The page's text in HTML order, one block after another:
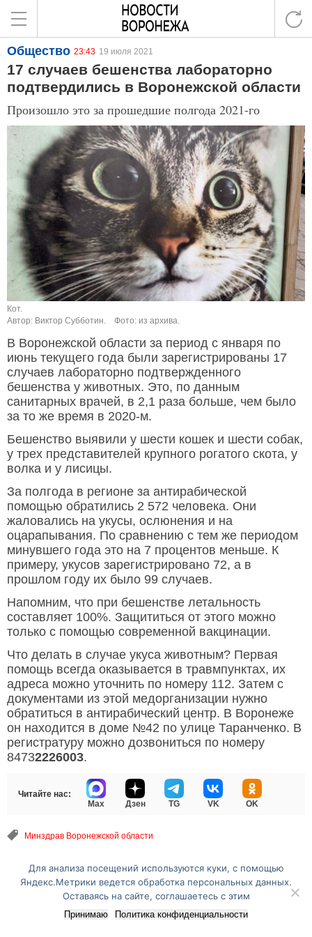
Общество 23:43 19 июля 2021
17 случаев бешенства лабораторно
подтвердились в Воронежской области
Произошло это за прошедшие полгода 2021-го
Кот.
Автор: Виктор Субботин.
Фото: из архива.
В Воронежской области за период с января по
июнь текущего года были зарегистрированы 17
случаев лабораторно подтвержденного
бешенства у животных. Это, по данным
санитарных врачей, в 2,1 раза больше, чем было
за то же время в 2020-м.
Бешенство выявили у шести кошек и шести собак,
у трех представителей крупного рогатого скота, у
волка и у лисицы.
За полгода в регионе за антирабической
помощью обратились 2 572 человека. Они
жаловались на укусы, ослюнения и на
оцарапывания. По сравнению с тем же периодом
минувшего года это на 7 процентов меньше. К
примеру, укусов зарегистрировано 72, а в
прошлом году их было 99 случаев.
Напомним, что при бешенстве летальность
составляет 100%. Защититься от этого можно
только с помощью современной вакцинации.
Что делать в случае укуса животным? Первая
помощь всегда оказывается в травмпунктах, их
адреса можно уточнить по номеру 112. Затем с
документами из этой медорганизации нужно
обратиться в антирабический центр. В Воронеже
он находится в доме №42 по улице Таранченко. В
регистратуру можно дозвониться по номеру
84732226003.
Читайте нас:
Max
Дзен TG VK OK
Минздрав Воронежской области
Перейти на полную версию сайта
Для анализа посещений используются куки, с помощью
Яндекс.Метрики ведется обработка персональных данных.
Оставаясь на сайте, соглашаетесь с этим
Принимаю Политика конфиденциальности